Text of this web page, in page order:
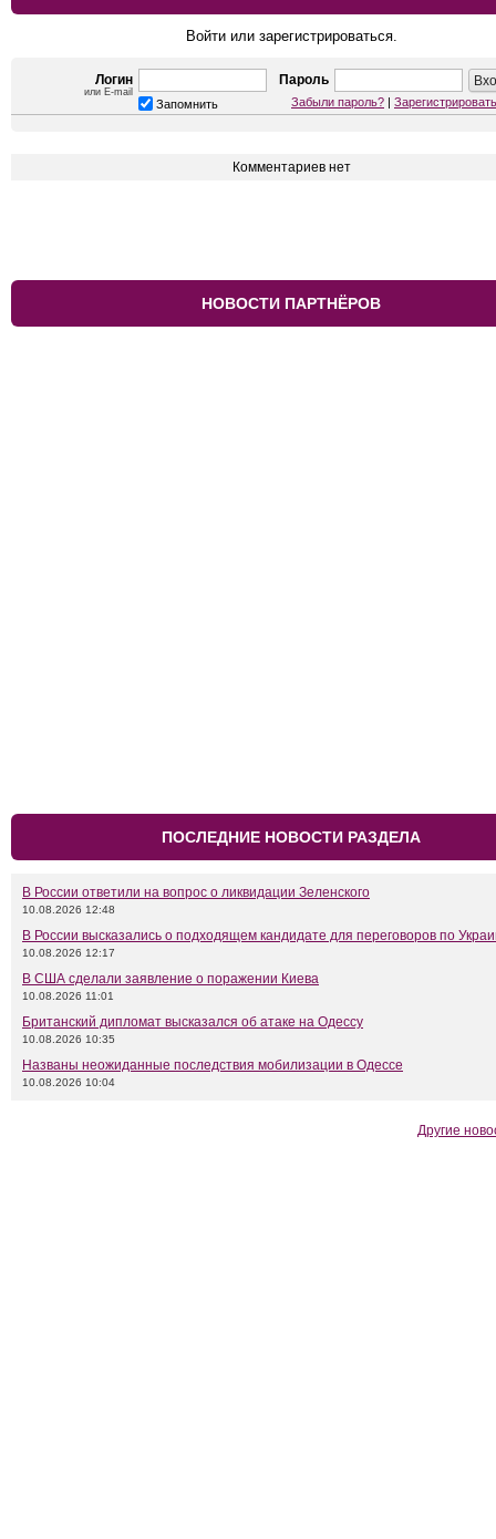
Войти или зарегистрироваться.
Логин
или E-mail
Пароль
Запомнить Забыли пароль? |
Комментариев нет
НОВОСТИ ПАРТНЁРОВ
ПОСЛЕДНИЕ НОВОСТИ РАЗДЕЛА
В России ответили на вопрос о ликвидации Зеленского
10.08.2026 12:48
В России высказались о подходящем кандидате для переговоров по
10.08.2026 12:17
В США сделали заявление о поражении Киева
10.08.2026 11:01
Британский дипломат высказался об атаке на Одессу
10.08.2026 10:35
Названы неожиданные последствия мобилизации в Одессе
10.08.2026 10:04
Другие